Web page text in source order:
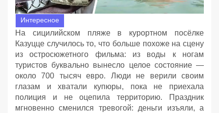
Интересное
На сицилийском пляже в курортном посёлке
Казуцце случилось то, что больше похоже на сцену
из остросюжетного фильма: из воды к ногам
туристов буквально вынесло целое состояние —
около 700 тысяч евро. Люди не верили своим
глазам и хватали купюры, пока не приехала
полиция и не оцепила территорию. Праздник
мгновенно сменился тревогой: деньги изъяли, а